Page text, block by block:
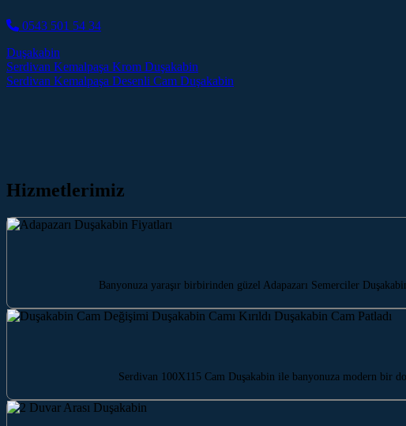
0543 501 54 34
Duşakabin
Post navigation
Serdivan Kemalpaşa Krom Duşakabin
Serdivan Kemalpaşa Desenli Cam Duşakabin
Hizmetlerimiz
Banyonuza yaraşır birbirinden güzel Adapazarı Semerciler
Serdivan 100X115 Cam Duşakabin ile banyonuza modern bir